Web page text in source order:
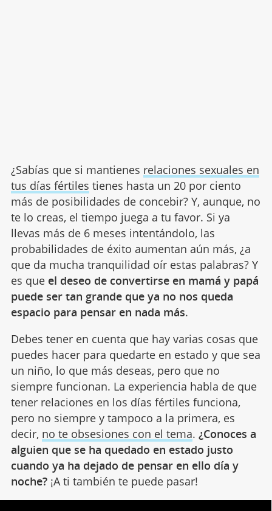
¿Sabías que si mantienes relaciones sexuales en
tus días fértiles tienes hasta un 20 por ciento
más de posibilidades de concebir? Y, aunque, no
te lo creas, el tiempo juega a tu favor. Si ya
llevas más de 6 meses intentándolo, las
probabilidades de éxito aumentan aún más, ¿a
que da mucha tranquilidad oír estas palabras? Y
es que el deseo de convertirse en mamá y papá
puede ser tan grande que ya no nos queda
espacio para pensar en nada más.
Debes tener en cuenta que hay varias cosas que
puedes hacer para quedarte en estado y que sea
un niño, lo que más deseas, pero que no
siempre funcionan. La experiencia habla de que
tener relaciones en los días fértiles funciona,
pero no siempre y tampoco a la primera, es
decir, no te obsesiones con el tema. ¿Conoces a
alguien que se ha quedado en estado justo
cuando ya ha dejado de pensar en ello día y
noche?¡A ti también te puede pasar!